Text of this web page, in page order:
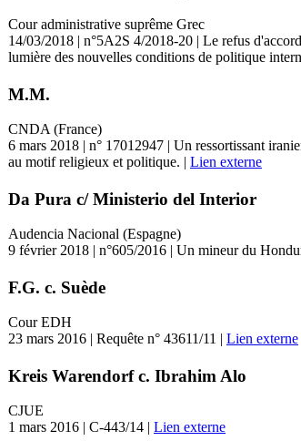
Cour administrative suprême Grec
14/03/2018 | n°5A2S 4/2018-20 | Le refus
lumière des nouvelles conditions de politique
M.M.
CNDA (France)
6 mars 2018 | n° 17012947 | Un ressortissant
au motif religieux et politique. | Lien externe
Da Pura c/ Ministerio del Interior
Audencia Nacional (Espagne)
9 février 2018 | n°605/2016 | Un mineur du
F.G. c. Suède
Cour EDH
23 mars 2016 | Requête n° 43611/11 | Lien externe
Kreis Warendorf c. Ibrahim Alo
CJUE
1 mars 2016 | C-443/14 | Lien externe